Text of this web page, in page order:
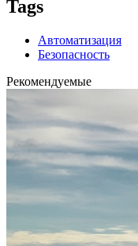
Tags
Автоматизация
Безопасность
Рекомендуемые